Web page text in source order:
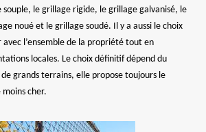
le grillage rigide, le grillage galvanisé, le
noué et le grillage soudé. Il y a aussi le choix
avec l’ensemble de la propriété tout en
locales. Le choix définitif dépend du
grands terrains, elle propose toujours le
cher.